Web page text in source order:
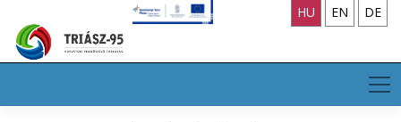
content
HU EN DE